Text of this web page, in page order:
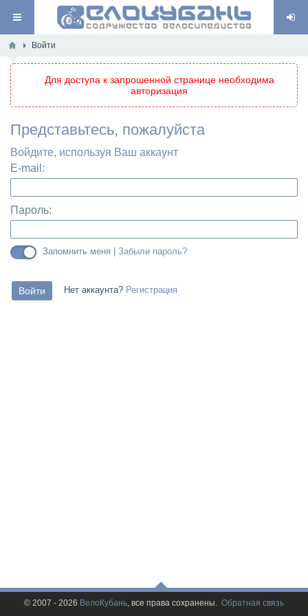
Войти
Для доступа к запрошенной странице необходима
авторизация
Представьтесь, пожалуйста
Войдите, используя Ваш аккаунт
E-mail:
Пароль:
Запомнить меня | Забыли пароль?
Нет аккаунта? Регистрация
© 2007 - 2026 ВелоКубань, все права сохранены. Обратная связь